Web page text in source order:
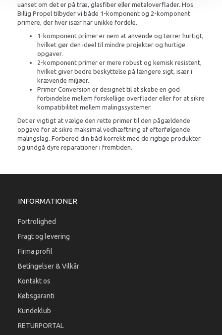
uanset om det er på træ, glasfiber eller metaloverflader. Hos
Billig Propel tilbyder vi både 1-komponent og 2-komponent
primere, der hver især har unikke fordele.
1-komponent primer er nem at anvende og tørrer hurtigt,
hvilket gør den ideel til mindre projekter og hurtige
opgaver.
2-komponent primer er mere robust og kemisk resistent,
hvilket giver bedre beskyttelse på længere sigt, især i
krævende miljøer.
Primer Conversion er designet til at skabe en god
forbindelse mellem forskellige overflader eller for at sikre
kompatibilitet mellem malingssystemer.
Det er vigtigt at vælge den rette primer til den pågældende
opgave for at sikre maksimal vedhæftning af efterfølgende
malingslag. Forbered din båd korrekt med de rigtige produkter
og undgå dyre reparationer i fremtiden.
INFORMATIONER
Fortrolighed
Fragt og levering
Firma profil
Betingelser & Vilkår
Kontakt os
Købsgaranti
Kundeklub
RETURPORTAL